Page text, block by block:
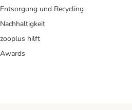
Entsorgung und Recycling
Nachhaltigkeit
zooplus hilft
Awards